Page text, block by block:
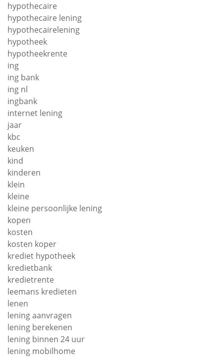
hypothecaire
hypothecaire lening
hypothecairelening
hypotheek
hypotheekrente
ing
ing bank
ing nl
ingbank
internet lening
jaar
kbc
keuken
kind
kinderen
klein
kleine
kleine persoonlijke lening
kopen
kosten
kosten koper
krediet hypotheek
kredietbank
kredietrente
leemans kredieten
lenen
lening aanvragen
lening berekenen
lening binnen 24 uur
lening mobilhome